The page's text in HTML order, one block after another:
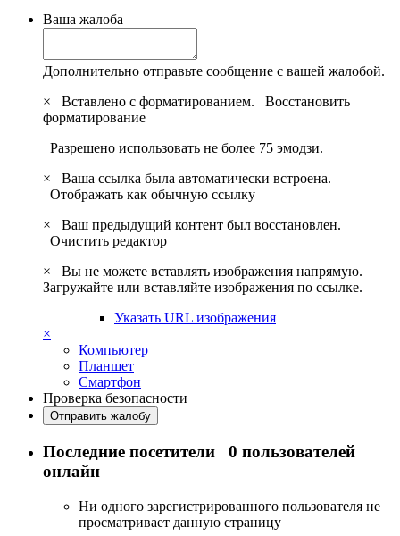
Ваша жалоба
Дополнительно отправьте сообщение с вашей жалобой.
×
Вставлено с форматированием. Восстановить
форматирование
Разрешено использовать не более 75 эмодзи.
×
Ваша ссылка была автоматически встроена.
Отображать как обычную ссылку
×
Ваш предыдущий контент был восстановлен.
Очистить редактор
×
Вы не можете вставлять изображения напрямую.
Загружайте или вставляйте изображения по ссылке.
Указать URL изображения
×
Компьютер
Планшет
Смартфон
Проверка безопасности
Отправить жалобу
Последние посетители 0 пользователей
онлайн
Ни одного зарегистрированного пользователя не
просматривает данную страницу